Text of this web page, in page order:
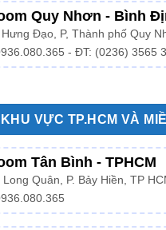
Quy Nhơn - Bình
Đạo, P, Thành phố Quy
- ĐT: (0236) 3565
KHU VỰC TP.HCM VÀ
Tân Bình - TPHCM
Quân, P. Bảy Hiền, TP